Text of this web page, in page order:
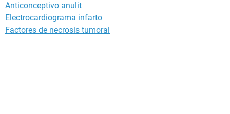
Anticonceptivo anulit
Electrocardiograma infarto
Factores de necrosis tumoral